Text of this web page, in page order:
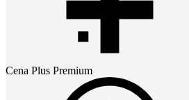
Cena Plus Premium